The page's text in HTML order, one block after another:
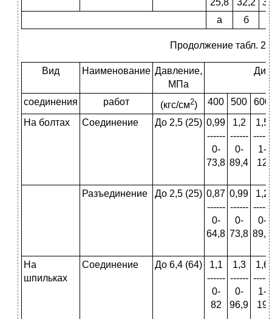
25,8
32,2
а
б
Продолжение табл. 2
Вид Наименование Давление,
МПа
соединения работ (кгс/см2) 400 500
600
На болтах
Соединение До 2,5 (25) 0,99
------
0-
73,8
1,2
------
0-
89,4
1,5
------
1-
12
Разъединение До 2,5 (25) 0,87
------
0-
64,8
0,99
------
0-
73,8
1,2
------
0-
89,4
На
шпильках
Соединение До 6,4 (64)
1,1
------
0-
82
1,3
------
0-
96,9
1,6
------
1-
19